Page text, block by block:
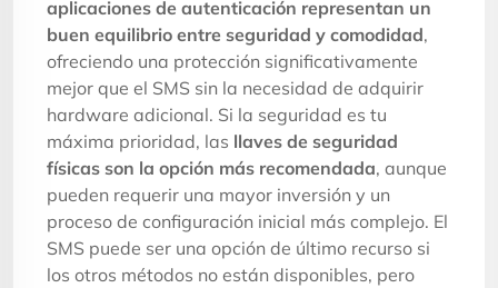
aplicaciones de autenticación representan un
buen equilibrio entre seguridad y comodidad,
ofreciendo una protección significativamente
mejor que el SMS sin la necesidad de adquirir
hardware adicional. Si la seguridad es tu
máxima prioridad, las llaves de seguridad
físicas son la opción más recomendada, aunque
pueden requerir una mayor inversión y un
proceso de configuración inicial más complejo. El
SMS puede ser una opción de último recurso si
los otros métodos no están disponibles, pero